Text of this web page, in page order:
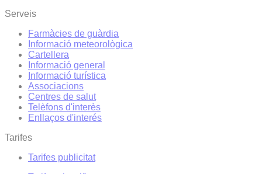
Serveis
Farmàcies de guàrdia
Informació meteorològica
Cartellera
Informació general
Informació turística
Associacions
Centres de salut
Telèfons d'interès
Enllaços d'interés
Tarifes
Tarifes publicitat